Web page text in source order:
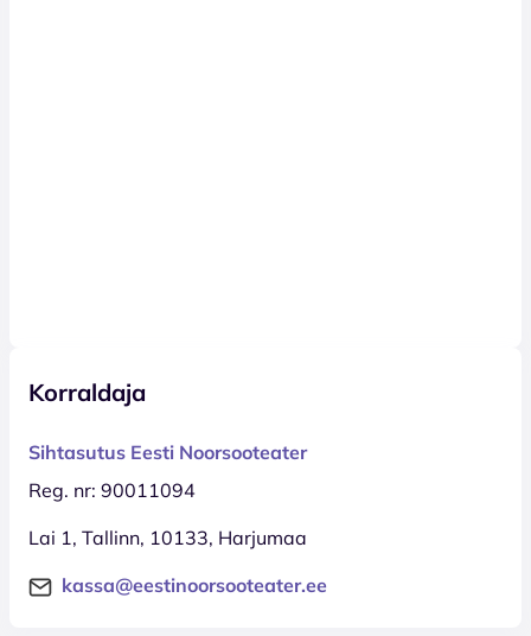
Korraldaja
Sihtasutus Eesti Noorsooteater
Reg. nr: 90011094
Lai 1, Tallinn, 10133, Harjumaa
kassa@eestinoorsooteater.ee